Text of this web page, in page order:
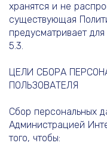
хранятся и не
существующая
предусматривает
5.3.
ЦЕЛИ СБОРА
ПОЛЬЗОВАТЕЛЯ
Сбор персональных
Администрацией
того, чтобы: